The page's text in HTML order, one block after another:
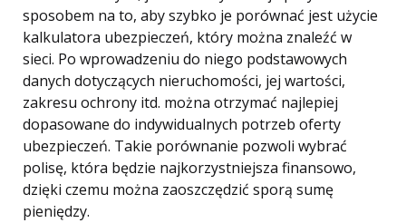
sposobem na to, aby szybko je porównać jest użycie
kalkulatora ubezpieczeń, który można znaleźć w
sieci. Po wprowadzeniu do niego podstawowych
danych dotyczących nieruchomości, jej wartości,
zakresu ochrony itd. można otrzymać najlepiej
dopasowane do indywidualnych potrzeb oferty
ubezpieczeń. Takie porównanie pozwoli wybrać
polisę, która będzie najkorzystniejsza finansowo,
dzięki czemu można zaoszczędzić sporą sumę
pieniędzy.